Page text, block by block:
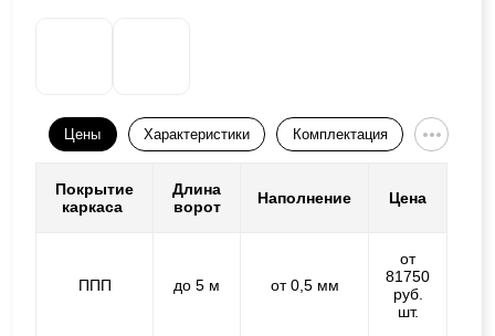
Цены Характеристики Комплектация
Покрытие
каркаса
Длина
ворот
Наполнение Цена
ППП до 5 м от 0,5 мм
от
81750
руб.
шт.